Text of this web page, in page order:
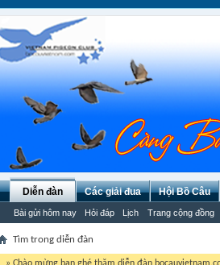
Diễn đàn
Bài gửi hôm nay Hỏi đáp Lịch Trang cộng đồng
Các giải đua Hội Bồ Câu
Tìm trong diễn đàn